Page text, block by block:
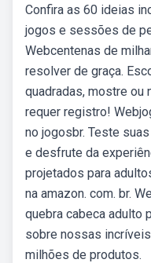
Confira as 60 ideias
jogos e sessões de
Webcentenas de
resolver de graça.
quadradas, mostre ou
requer registro!
no jogosbr. Teste
e desfrute da
projetados para
na amazon. com. br.
quebra cabeca adulto
sobre nossas
milhões de produtos.